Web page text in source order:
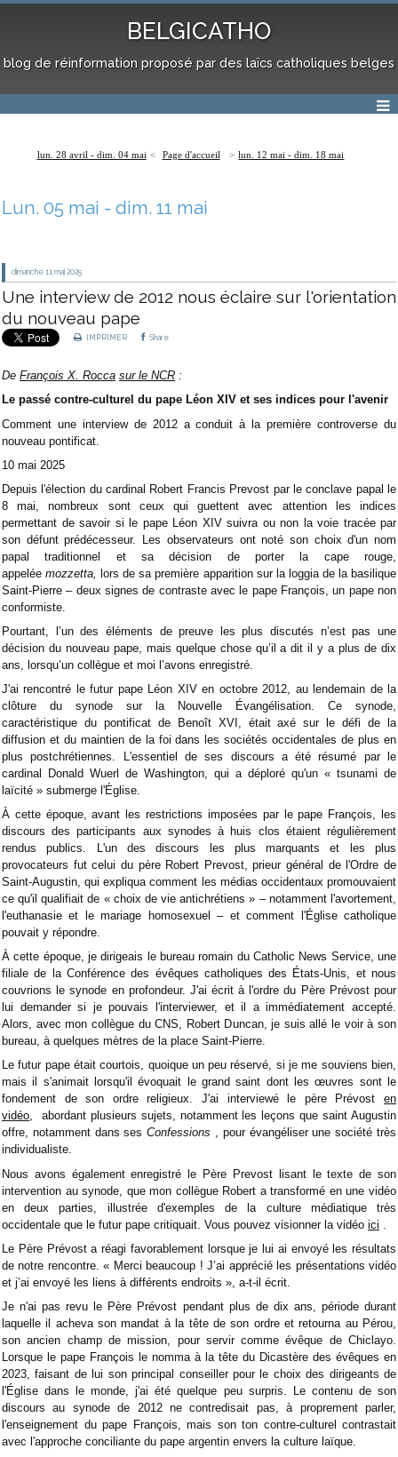
BELGICATHO
blog de réinformation proposé par des laïcs catholiques belges
lun. 28 avril - dim. 04 mai Page d'accueil lun. 12 mai - dim. 18 mai
Lun. 05 mai - dim. 11 mai
dimanche 11 mai 2025
Une interview de 2012 nous éclaire sur l'orientation
du nouveau pape
IMPRIMER Share
De François X. Rocca sur le NCR :
Le passé contre-culturel du pape Léon XIV et ses indices pour l'avenir
Comment une interview de 2012 a conduit à la première controverse du
nouveau pontificat.
10 mai 2025
Depuis l'élection du cardinal Robert Francis Prevost par le conclave papal le
8 mai, nombreux sont ceux qui guettent avec attention les indices
permettant de savoir si le pape Léon XIV suivra ou non la voie tracée par
son défunt prédécesseur. Les observateurs ont noté son choix d'un nom
papal traditionnel et sa décision de porter la cape rouge,
appeléemozzetta,
lors de sa première apparition sur la loggia de la basilique
Saint-Pierre – deux signes de contraste avec le pape François, un pape non
conformiste.
Pourtant, l’un des éléments de preuve les plus discutés n’est pas une
décision du nouveau pape, mais quelque chose qu’il a dit il y a plus de dix
ans, lorsqu’un collègue et moi l’avons enregistré.
J'ai rencontré le futur pape Léon XIV en octobre 2012, au lendemain de la
clôture du synode sur la Nouvelle Évangélisation. Ce synode,
caractéristique du pontificat de Benoît XVI, était axé sur le défi de la
diffusion et du maintien de la foi dans les sociétés occidentales de plus en
plus postchrétiennes. L'essentiel de ses discours a été résumé par le
cardinal Donald Wuerl de Washington, qui a déploré qu'un « tsunami de
laïcité » submerge l'Église.
À cette époque, avant les restrictions imposées par le pape François, les
discours des participants aux synodes à huis clos étaient régulièrement
rendus publics. L'un des discours les plus marquants et les plus
provocateurs fut celui du père Robert Prevost, prieur général de l'Ordre de
Saint-Augustin, qui expliqua comment les médias occidentaux promouvaient
ce qu'il qualifiait de « choix de vie antichrétiens » – notamment l'avortement,
l'euthanasie et le mariage homosexuel – et comment l'Église catholique
pouvait y répondre.
À cette époque, je dirigeais le bureau romain du Catholic News Service, une
filiale de la Conférence des évêques catholiques des États-Unis, et nous
couvrions le synode en profondeur. J'ai écrit à l'ordre du Père Prévost pour
lui demander si je pouvais l'interviewer, et il a immédiatement accepté.
Alors, avec mon collègue du CNS, Robert Duncan, je suis allé le voir à son
bureau, à quelques mètres de la place Saint-Pierre.
Le futur pape était courtois, quoique un peu réservé, si je me souviens bien,
mais il s'animait lorsqu'il évoquait le grand saint dont les œuvres sont le
fondement de son ordre religieux. J'ai interviewé le père Prévost en
vidéo, abordant plusieurs sujets, notamment les leçons que saint Augustin
offre, notamment dans sesConfessions , pour évangéliser une société très
individualiste.
Nous avons également enregistré le Père Prevost lisant le texte de son
intervention au synode, que mon collègue Robert a transformé en une vidéo
en deux parties, illustrée d'exemples de la culture médiatique très
occidentale que le futur pape critiquait. Vous pouvez visionner la vidéo ici
Le Père Prévost a réagi favorablement lorsque je lui ai envoyé les résultats
de notre rencontre. « Merci beaucoup ! J’ai apprécié les présentations vidéo
et j’ai envoyé les liens à différents endroits », a-t-il écrit.
Je n'ai pas revu le Père Prévost pendant plus de dix ans, période durant
laquelle il acheva son mandat à la tête de son ordre et retourna au Pérou,
son ancien champ de mission, pour servir comme évêque de Chiclayo.
Lorsque le pape François le nomma à la tête du Dicastère des évêques en
2023, faisant de lui son principal conseiller pour le choix des dirigeants de
l'Église dans le monde, j'ai été quelque peu surpris. Le contenu de son
discours au synode de 2012 ne contredisait pas, à proprement parler,
l'enseignement du pape François, mais son ton contre-culturel contrastait
avec l'approche conciliante du pape argentin envers la culture laïque.